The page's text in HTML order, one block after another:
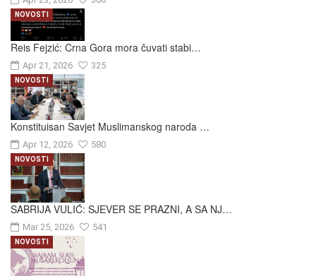
Reis Fejzić: Crna Gora mora čuvati stabi…
Apr 21, 2026 325
NOVOSTI
Konstituisan Savjet Muslimanskog naroda …
Apr 12, 2026 580
NOVOSTI
SABRIJA VULIĆ: SJEVER SE PRAZNI, A SA NJ…
Mar 25, 2026 541
NOVOSTI
NOVOSTI